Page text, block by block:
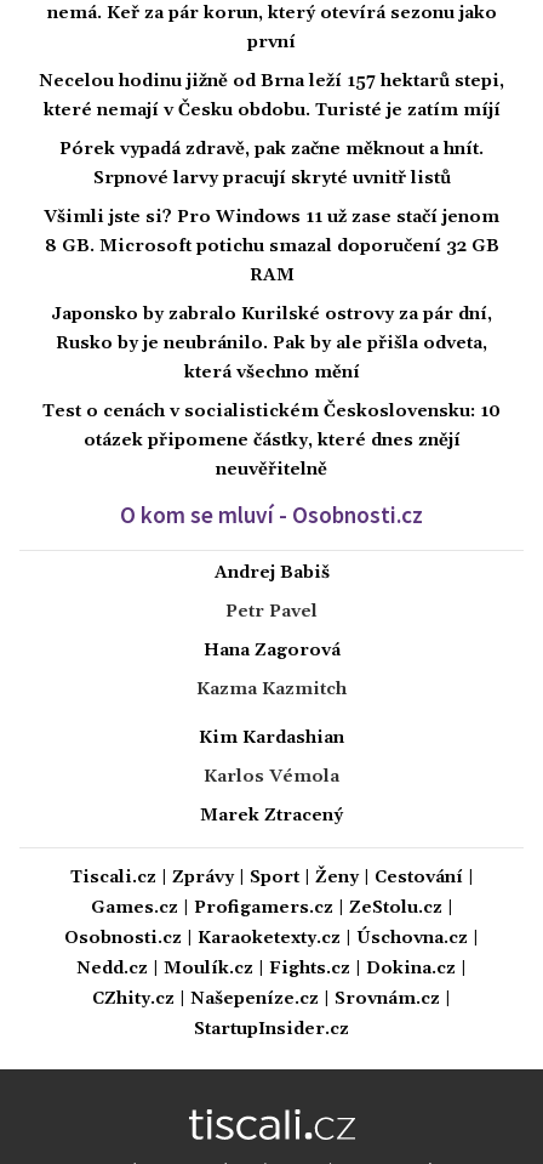
nemá. Keř za pár korun, který otevírá sezonu jako
první
Necelou hodinu jižně od Brna leží 157 hektarů stepi,
které nemají v Česku obdobu. Turisté je zatím míjí
Pórek vypadá zdravě, pak začne měknout a hnít.
Srpnové larvy pracují skryté uvnitř listů
Všimli jste si? Pro Windows 11 už zase stačí jenom
8 GB. Microsoft potichu smazal doporučení 32 GB
RAM
Japonsko by zabralo Kurilské ostrovy za pár dní,
Rusko by je neubránilo. Pak by ale přišla odveta,
která všechno mění
Test o cenách v socialistickém Československu: 10
otázek připomene částky, které dnes znějí
neuvěřitelně
O kom se mluví - Osobnosti.cz
Andrej Babiš
Petr Pavel
Hana Zagorová
Kazma Kazmitch
Kim Kardashian
Karlos Vémola
Marek Ztracený
Tiscali.cz Zprávy| Sport| Ženy| Cestování|
Games.cz
Profigamers.cz ZeStolu.cz
Osobnosti.cz
Karaoketexty.cz Úschovna.cz
Nedd.cz
Moulík.cz Fights.cz Dokina.cz
CZhity.cz
Našepeníze.cz Srovnám.cz
StartupInsider.cz